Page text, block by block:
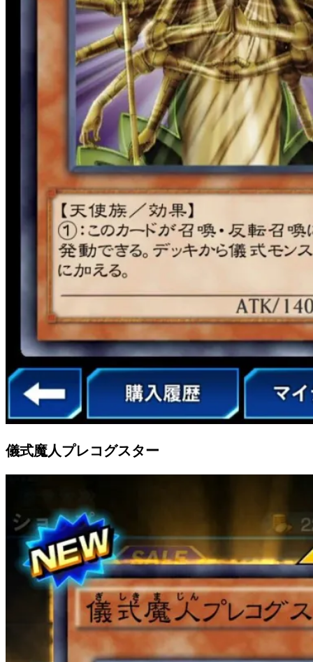
儀式魔人プレコグスター